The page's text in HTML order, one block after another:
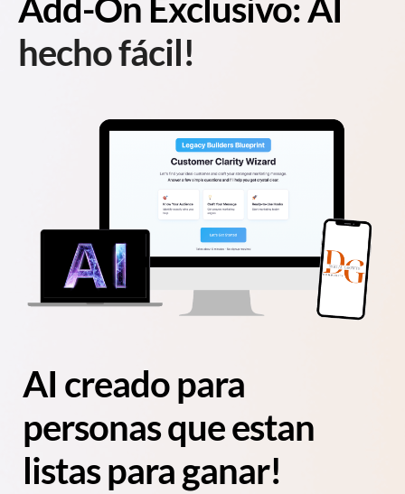
Add-On Exclusivo: AI
hecho fácil!
AI creado para
personas que estan
listas para ganar!